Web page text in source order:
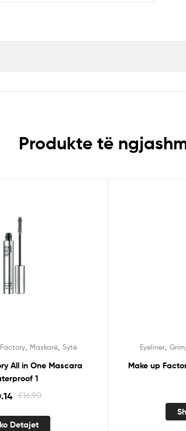
Produkte të
Maskarë ,Sytë
All in One Mascara
1
€16.90
Detajet
Eyeliner ,Grim